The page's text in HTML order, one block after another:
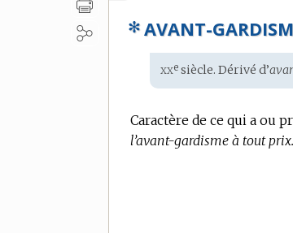
✻ AVANT-
Étymologie
:
xxe siècle. Dérivé d’
Caractère de ce qui a ou
l’avant-gardisme à tout prix.